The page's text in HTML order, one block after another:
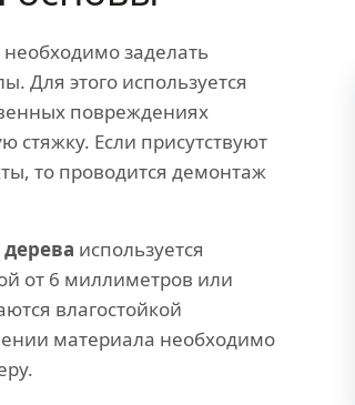
необходимо заделать
Для этого используется
повреждениях
Если присутствуют
то проводится демонтаж
используется
от 6 миллиметров или
влагостойкой
материала необходимо